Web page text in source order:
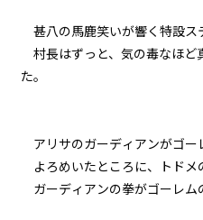
061
８月
もい
063
るし
甚八の馬鹿笑いが響く特設ス
村長はずっと、気の毒なほど
た。
アリサのガーディアンがゴー
よろめいたところに、トドメの
ガーディアンの拳がゴーレム